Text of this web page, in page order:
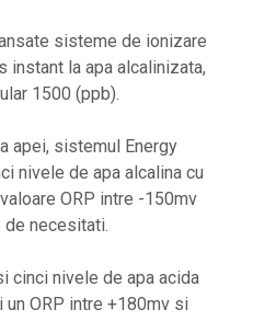
sisteme de ionizare
instant la apa alcalinizata,
1500 (ppb).
apei, sistemul Energy
nivele de apa alcalina cu
ORP intre -150mv
de necesitati.
cinci nivele de apa acida
ORP intre +180mv si